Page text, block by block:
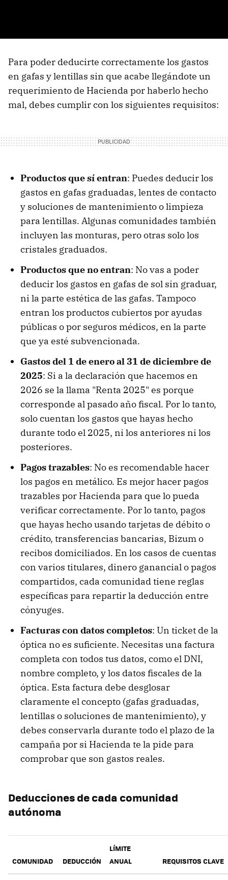
Para poder deducirte correctamente los gastos
en gafas y lentillas sin que acabe llegándote un
requerimiento de Hacienda por haberlo hecho
mal, debes cumplir con los siguientes requisitos:
Productos que sí entran: Puedes deducir los
gastos en gafas graduadas, lentes de contacto
y soluciones de mantenimiento o limpieza
para lentillas. Algunas comunidades también
incluyen las monturas, pero otras solo los
cristales graduados.
Productos que no entran: No vas a poder
deducir los gastos en gafas de sol sin graduar,
ni la parte estética de las gafas. Tampoco
entran los productos cubiertos por ayudas
públicas o por seguros médicos, en la parte
que ya esté subvencionada.
Gastos del 1 de enero al 31 de diciembrede
2025: Si a la declaración que hacemos en
2026 se la llama "Renta 2025" es porque
corresponde al pasado año fiscal. Por lo tanto,
solo cuentan los gastos que hayas hecho
durante todo el 2025, ni los anteriores ni los
posteriores.
Pagos trazables: No es recomendable hacer
los pagos en metálico. Es mejor hacer pagos
trazables por Hacienda para que lo pueda
verificar correctamente. Por lo tanto, pagos
que hayas hecho usando tarjetas de débito o
crédito, transferencias bancarias, Bizum o
recibos domiciliados. En los casos de cuentas
con varios titulares, dinero ganancial o pagos
compartidos, cada comunidad tiene reglas
específicas para repartir la deducción entre
cónyuges.
Facturas con datos completos: Un ticket de la
óptica no es suficiente. Necesitas una factura
completa con todos tus datos, como el DNI,
nombre completo, y los datos fiscales de la
óptica. Esta factura debe desglosar
claramente el concepto (gafas graduadas,
lentillas o soluciones de mantenimiento), y
debes conservarla durante todo el plazo de la
campaña por si Hacienda te la pide para
comprobar que son gastos reales.
Deducciones de cada comunidad
autónoma
COMUNIDAD DEDUCCIÓN
LÍMITE
ANUAL
REQUISITOS CLAVE